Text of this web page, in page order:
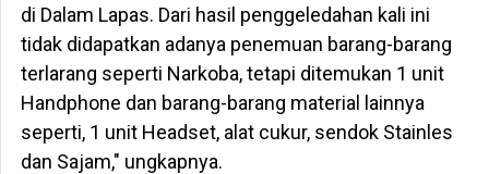
di Dalam Lapas. Dari hasil penggeledahan kali ini
tidak didapatkan adanya penemuan barang-barang
terlarang seperti Narkoba, tetapi ditemukan 1 unit
Handphone dan barang-barang material lainnya
seperti, 1 unit Headset, alat cukur, sendok Stainles
dan Sajam," ungkapnya.